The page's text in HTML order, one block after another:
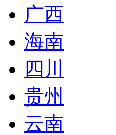
广西
海南
四川
贵州
云南